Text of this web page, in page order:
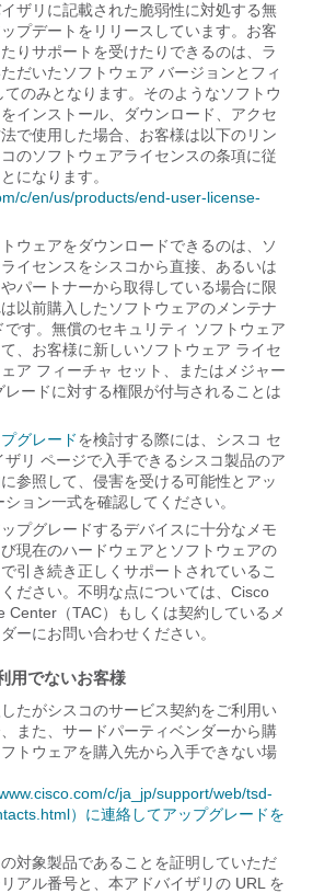
ザリに記載された脆弱性に対処する無
プデートをリリースしています。お客
りサポートを受けたりできるのは、ラ
だいたソフトウェア バージョンとフィ
のみとなります。そのようなソフトウ
インストール、ダウンロード、アクセ
で使用した場合、お客様は以下のリン
のソフトウェアライセンスの条項に従
になります。
c/en/us/products/end-user-license-
ウェアをダウンロードできるのは、ソ
イセンスをシスコから直接、あるいは
パートナーから取得している場合に限
以前購入したソフトウェアのメンテナ
です。無償のセキュリティ ソフトウェア
、お客様に新しいソフトウェア ライセ
ア フィーチャ セット、またはメジャー
レードに対する権限が付与されることは
グレードを検討する際には、シスコ セ
リ ページで入手できるシスコ製品のア
参照して、侵害を受ける可能性とアッ
ョン一式を確認してください。
プグレードするデバイスに十分なメモ
現在のハードウェアとソフトウェアの
引き続き正しくサポートされているこ
ださい。不明な点については、Cisco
Center（TAC）もしくは契約しているメ
ーにお問い合わせください。
用でないお客様
たがシスコのサービス契約をご利用い
また、サードパーティベンダーから購
トウェアを購入先から入手できない場
c/ja_jp/support/web/tsd-
）に連絡してアップグレードを
対象製品であることを証明していただ
アル番号と、本アドバイザリの URL を